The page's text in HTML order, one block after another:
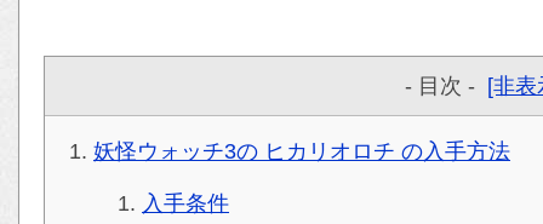
- 目次 - [非表
妖怪ウォッチ3の ヒカリオロチ の入手方法
入手条件